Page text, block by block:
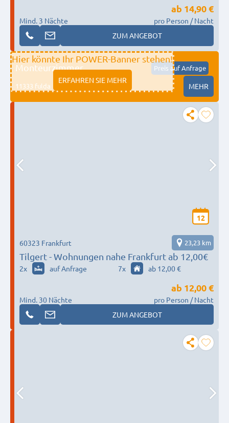
Mind. 3 Nächte
ab 14,90 €
pro Person / Nacht
ZUM ANGEBOT
Hier könnte Ihr POWER-Banner stehen!
ERFAHREN SIE MEHR
Monteurzimmer Preis auf Anfrage
11333 fulda MEHR
12
Tilgert - Wohnungen nahe Frankfurt ab 12,00€
60323 Frankfurt 23,23 km
2x auf Anfrage 7x ab 12,00 €
Mind. 30 Nächte
ab 12,00 €
pro Person / Nacht
ZUM ANGEBOT